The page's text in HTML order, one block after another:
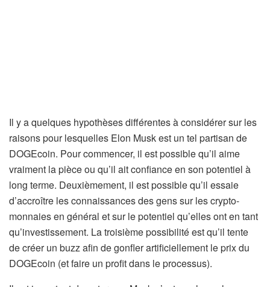
Il y a quelques hypothèses différentes à considérer sur les
raisons pour lesquelles Elon Musk est un tel partisan de
DOGEcoin. Pour commencer, il est possible qu’il aime
vraiment la pièce ou qu’il ait confiance en son potentiel à
long terme. Deuxièmement, il est possible qu’il essaie
d’accroître les connaissances des gens sur les crypto-
monnaies en général et sur le potentiel qu’elles ont en tant
qu’investissement. La troisième possibilité est qu’il tente
de créer un buzz afin de gonfler artificiellement le prix du
DOGEcoin (et faire un profit dans le processus).